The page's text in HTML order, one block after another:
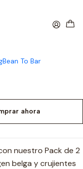
Bean To Bar
ahora
nuestro Pack de 2
belga y crujientes